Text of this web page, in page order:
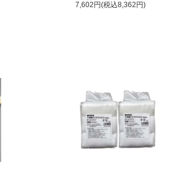
7,602円(税込8,362円)